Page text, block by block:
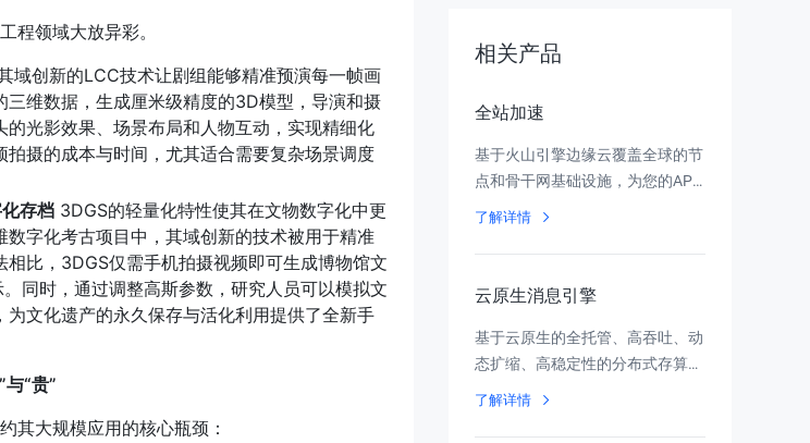
程领域大放异彩。
域创新的LCC技术让剧组能够精准预演每一帧画
维数据，生成厘米级精度的3D模型，导演和摄
光影效果、场景布局和人物互动，实现精细化
摄的成本与时间，尤其适合需要复杂场景调度
存档 3DGS的轻量化特性使其在文物数字化中更
字化考古项目中，其域创新的技术被用于精准
比，3DGS仅需手机拍摄视频即可生成博物馆文
同时，通过调整高斯参数，研究人员可以模拟文
文化遗产的永久保存与活化利用提供了全新手
“贵”
其大规模应用的核心瓶颈：
跳动内部和火山引擎 NoSQL 的实
践，希望能够给大家一定的启发。
相关产品
全站加速
基于火山引擎边缘云覆盖全球的节
点和骨干网基础设施，为您的API
和互联网应用提供安全、全链路和
了解详情
云原生消息引擎
基于云原生的全托管、高吞吐、动
态扩缩、高稳定性的分布式存算分
离消息服务
了解详情